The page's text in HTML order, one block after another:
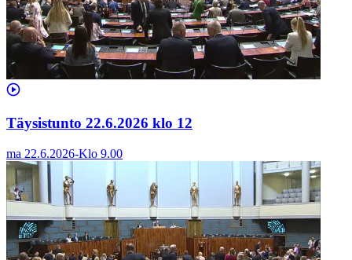
Täysistunto 22.6.2026 klo 12
ma 22.6.2026-Klo 9.00